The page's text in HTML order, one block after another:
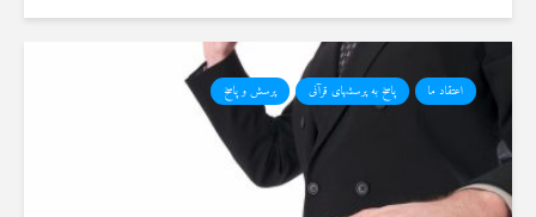
اعتقاد ما پاسخ به پرسشهای قرآنی پرسش و پاسخ